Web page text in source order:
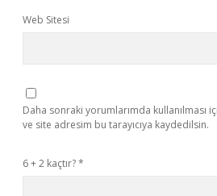
Web Sitesi
Daha sonraki yorumlarımda kullanılması
ve site adresim bu tarayıcıya kaydedilsin.
6 + 2 kaçtır?*